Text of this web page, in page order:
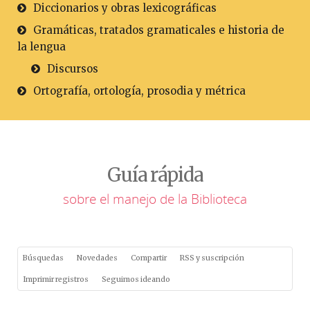
Diccionarios y obras lexicográficas
Gramáticas, tratados gramaticales e historia de
la lengua
Discursos
Ortografía, ortología, prosodia y métrica
Guía rápida
sobre el manejo de la Biblioteca
Búsquedas Novedades Compartir RSS y suscripción
Imprimir registros Seguimos ideando